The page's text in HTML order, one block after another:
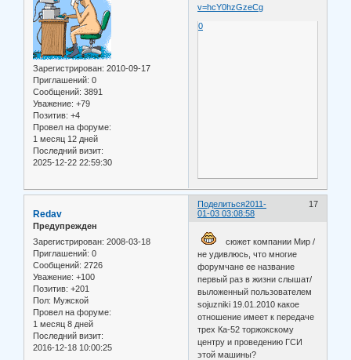
Зарегистрирован: 2010-09-17
Приглашений: 0
Сообщений: 3891
Уважение: +79
Позитив: +4
Провел на форуме:
1 месяц 12 дней
Последний визит:
2025-12-22 22:59:30
v=hcY0hzGzeCg
0
Поделиться 17
2011-
01-03 03:08:58
Redav
Предупрежден
Зарегистрирован: 2008-03-18
Приглашений: 0
Сообщений: 2726
Уважение: +100
Позитив: +201
Пол: Мужской
Провел на форуме:
1 месяц 8 дней
Последний визит:
2016-12-18 10:00:25
сюжет компании Мир /
не удивлюсь, что многие
форумчане ее название
первый раз в жизни слышат/
выложенный пользователем
sojuzniki 19.01.2010 какое
отношение имеет к передаче
трех Ка-52 торжокскому
центру и проведению ГСИ
этой машины?